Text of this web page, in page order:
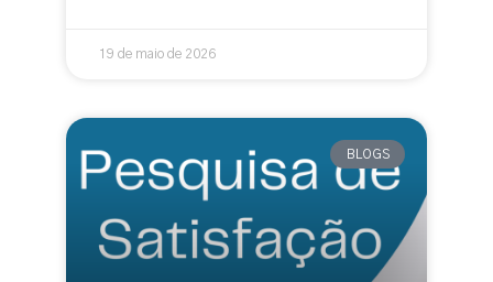
19 de maio de 2026
BLOGS